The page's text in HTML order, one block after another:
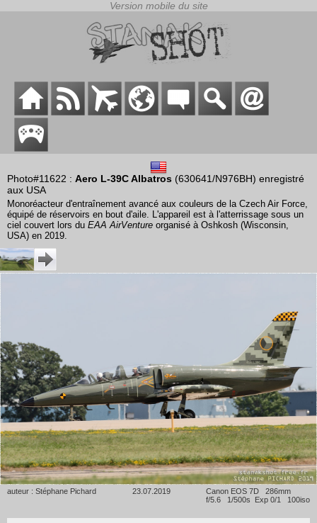
Photo#11622 : Aero L-39C Albatros (630641/N976BH) enregistré
aux USA
Monoréacteur d'entraînement avancé aux couleurs de la Czech Air Force,
équipé de réservoirs en bout d'aile. L'appareil est à l'atterrissage sous un
ciel couvert lors du EAA AirVenture organisé à Oshkosh (Wisconsin,
USA) en 2019.
auteur : Stéphane Pichard 23.07.2019
Canon EOS 7D 286mm
f/5.6 1/500s Exp 0/1 100iso